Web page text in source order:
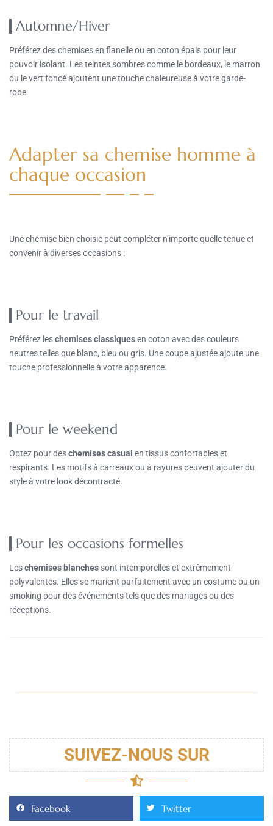
Automne/Hiver
Préférez des chemises en flanelle ou en coton épais pour leur
pouvoir isolant. Les teintes sombres comme le bordeaux, le marron
ou le vert foncé ajoutent une touche chaleureuse à votre garde-
robe.
Adapter sa chemise homme à
chaque occasion
Une chemise bien choisie peut compléter n’importe quelle tenue et
convenir à diverses occasions :
Pour le travail
Préférez leschemises classiquesen coton avec des couleurs
neutres telles que blanc, bleu ou gris. Une coupe ajustée ajoute une
touche professionnelle à votre apparence.
Pour le weekend
Optez pour deschemises casual en tissus confortables et
respirants. Les motifs à carreaux ou à rayures peuvent ajouter du
style à votre look décontracté.
Pour les occasions formelles
Leschemises blanches sont intemporelles et extrêmement
polyvalentes. Elles se marient parfaitement avec un costume ou un
smoking pour des événements tels que des mariages ou des
réceptions.
SUIVEZ-NOUS SUR
Facebook Twitter